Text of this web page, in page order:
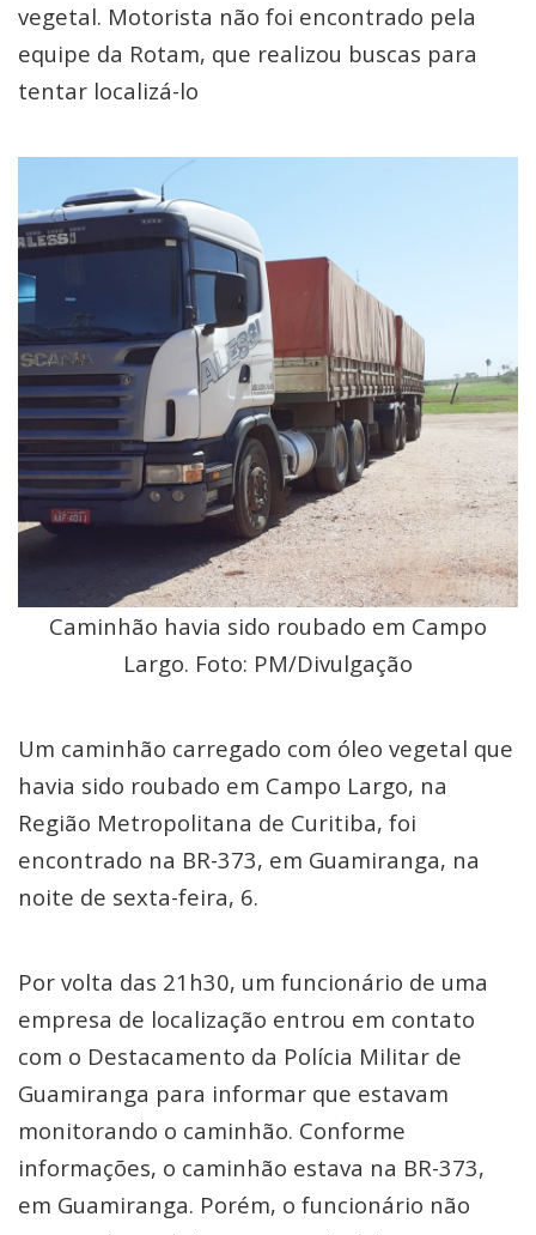
vegetal. Motorista não foi encontrado pela
equipe da Rotam, que realizou buscas para
tentar localizá-lo
Caminhão havia sido roubado em Campo
Largo. Foto: PM/Divulgação
Um caminhão carregado com óleo vegetal que
havia sido roubado em Campo Largo, na
Região Metropolitana de Curitiba, foi
encontrado na BR-373, em Guamiranga, na
noite de sexta-feira, 6.
Por volta das 21h30, um funcionário de uma
empresa de localização entrou em contato
com o Destacamento da Polícia Militar de
Guamiranga para informar que estavam
monitorando o caminhão. Conforme
informações, o caminhão estava na BR-373,
em Guamiranga. Porém, o funcionário não